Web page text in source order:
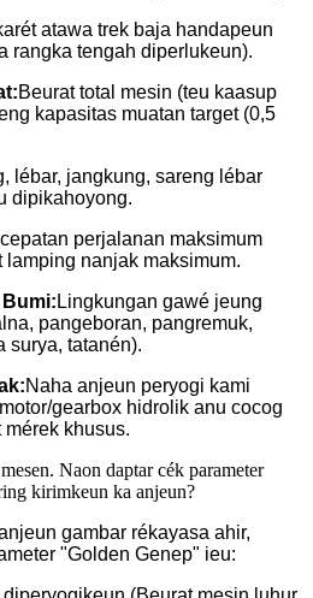
atawa trek baja handapeun
rangka tengah diperlukeun).
Beurat total mesin (teu kaasup
kapasitas muatan target (0,5
lébar, jangkung, sareng lébar
dipikahoyong.
perjalanan maksimum
lamping nanjak maksimum.
Lingkungan gawé jeung
pangeboran, pangremuk,
surya, tatanén).
Naha anjeun peryogi kami
gearbox hidrolik anu cocog
khusus.
Naon daptar cék parameter
kirimkeun ka anjeun?
gambar rékayasa ahir,
"Golden Genep" ieu: